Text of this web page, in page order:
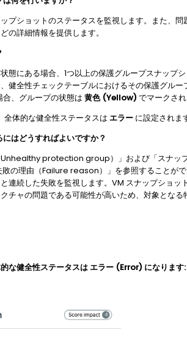
プショットのステータスを監視します。また、
の詳細情報を提供します。
状態にある場合、1つ以上の保護グループスナップ
健全性チェックテーブルにおけるその保護グルー
、グループの状態は 黄色 (Yellow) でマークされ
全体的な健全性ステータスは エラー に設定されま
はどうすればよいですか？
protection group）」および「スナッ
の理由（Failure reason）」を参照することが
連続した失敗を監視します。VM スナップショ
チャの問題である可能性が高いため、対象とな
な健全性ステータスは エラー (Error) になります: